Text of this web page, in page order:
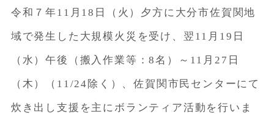
令和７年11月18日（火）夕方に大分市佐賀関地
域で発生した大規模火災を受け、翌11月19日
（水）午後（搬入作業等：8名）～11月27日
（木）（11/24除く）、佐賀関市民センターにて
炊き出し支援を主にボランティア活動を行いま